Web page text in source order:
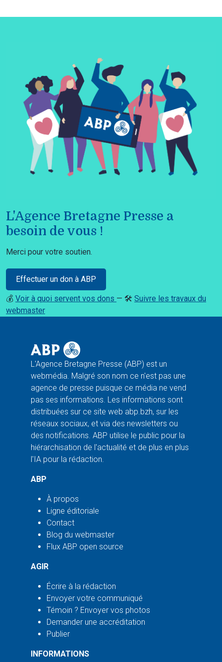
L'Agence Bretagne Presse a
besoin de vous !
Merci pour votre soutien.
Effectuer un don à ABP
💰 Voir à quoi servent vos dons — 🛠️ Suivre les travaux du
webmaster
L'Agence Bretagne Presse (ABP) est un
webmédia. Malgré son nom ce n'est pas une
agence de presse puisque ce média ne vend
pas ses informations. Les informations sont
distribuées sur ce site web abp.bzh, sur les
réseaux sociaux, et via des newsletters ou
des notifications. ABP utilise le public pour la
hiérarchisation de l'actualité et de plus en plus
l'IA pour la rédaction.
ABP
À propos
Ligne éditoriale
Contact
Blog du webmaster
Flux ABP open source
AGIR
Écrire à la rédaction
Envoyer votre communiqué
Témoin ? Envoyer vos photos
Demander une accréditation
Publier
INFORMATIONS